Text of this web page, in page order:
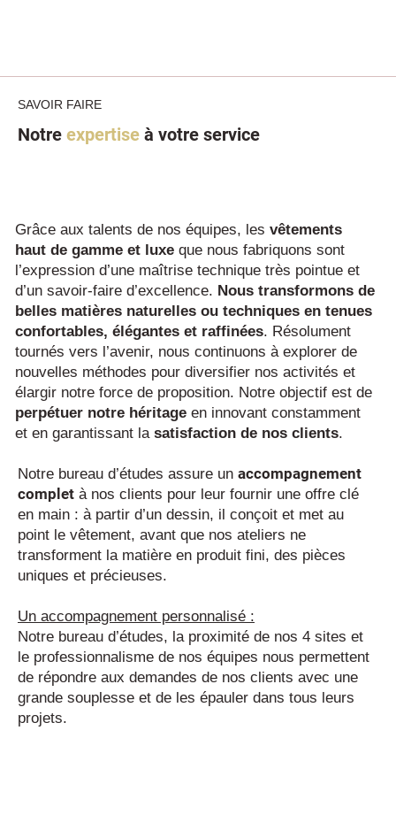
SAVOIR FAIRE
Notre expertise à votre service
Grâce aux talents de nos équipes, lesvêtements
haut de gamme et luxe que nous fabriquons sont
l’expression d’une maîtrise technique très pointue et
d’un savoir-faire d’excellence. Nous transformons de
belles matières naturelles ou techniques en tenues
confortables, élégantes et raffinées. Résolument
tournés vers l’avenir, nous continuons à explorer de
nouvelles méthodes pour diversifier nos activités et
élargir notre force de proposition. Notre objectif est de
perpétuer notre héritage en innovant constamment
et en garantissant lasatisfaction de nos clients.​​
Notre bureau d’études assure un accompagnement
complet à nos clients pour leur fournir une offre clé
en main : à partir d’un dessin, il conçoit et met au
point le vêtement, avant que nos ateliers ne
transforment la matière en produit fini, des pièces
uniques et précieuses.
Un accompagnement personnalisé :
Notre bureau d’études, la proximité de nos 4 sites et
le professionnalisme de nos équipes nous permettent
de répondre aux demandes de nos clients avec une
grande souplesse et de les épauler dans tous leurs
projets.